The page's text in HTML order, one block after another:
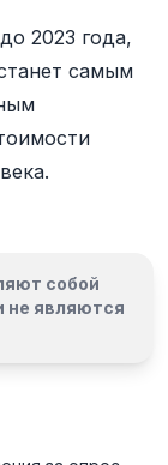
2023 года,
самым
собой
не являются